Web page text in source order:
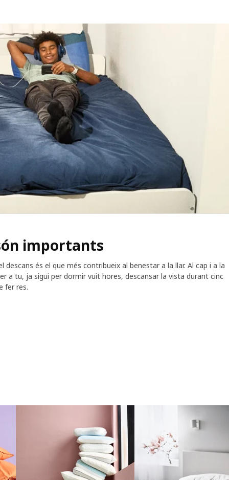
importants
és el que més contribueix al benestar a la llar. Al cap i a la
a tu, ja sigui per dormir vuit hores, descansar la vista durant cinc
fer res.